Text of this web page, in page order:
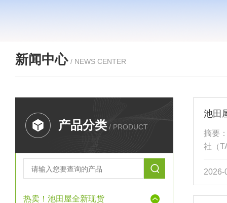
新闻中心 / NEWS CENTER
产品分类 / PRODUCT
热卖！池田屋全新现货
摘要
社（
为紧
制应
H级
2026-